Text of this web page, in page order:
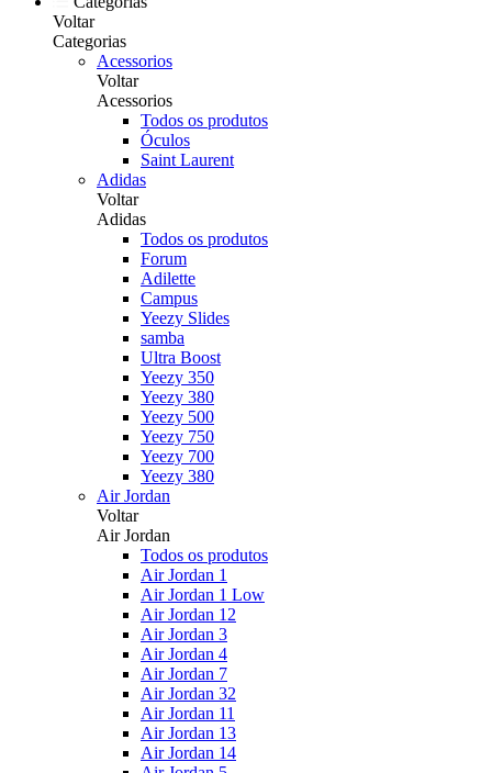
Voltar
Categorias
Acessorios
Voltar
Acessorios
Todos os produtos
Óculos
Saint Laurent
Adidas
Voltar
Adidas
Todos os produtos
Forum
Adilette
Campus
Yeezy Slides
samba
Ultra Boost
Yeezy 350
Yeezy 380
Yeezy 500
Yeezy 750
Yeezy 700
Yeezy 380
Air Jordan
Voltar
Air Jordan
Todos os produtos
Air Jordan 1
Air Jordan 1 Low
Air Jordan 12
Air Jordan 3
Air Jordan 4
Air Jordan 7
Air Jordan 32
Air Jordan 11
Air Jordan 13
Air Jordan 14